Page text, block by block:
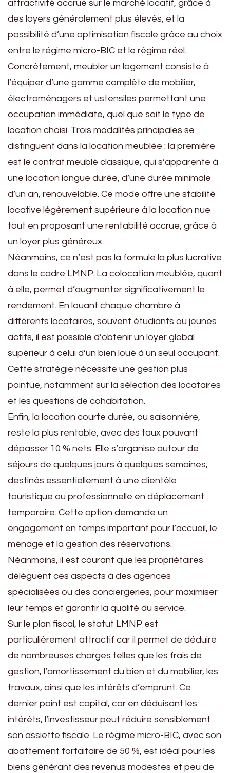
attractivité accrue sur le marché locatif, grâce à
des loyers généralement plus élevés, et la
possibilité d’une optimisation fiscale grâce au choix
entre le régime micro-BIC et le régime réel.
Concrètement, meubler un logement consiste à
l’équiper d’une gamme complète de mobilier,
électroménagers et ustensiles permettant une
occupation immédiate, quel que soit le type de
location choisi. Trois modalités principales se
distinguent dans la location meublée : la première
est le contrat meublé classique, qui s’apparente à
une location longue durée, d’une durée minimale
d’un an, renouvelable. Ce mode offre une stabilité
locative légèrement supérieure à la location nue
tout en proposant une rentabilité accrue, grâce à
un loyer plus généreux.
Néanmoins, ce n’est pas la formule la plus lucrative
dans le cadre LMNP. La colocation meublée, quant
à elle, permet d’augmenter significativement le
rendement. En louant chaque chambre à
différents locataires, souvent étudiants ou jeunes
actifs, il est possible d’obtenir un loyer global
supérieur à celui d’un bien loué à un seul occupant.
Cette stratégie nécessite une gestion plus
pointue, notamment sur la sélection des locataires
et les questions de cohabitation.
Enfin, la location courte durée, ou saisonnière,
reste la plus rentable, avec des taux pouvant
dépasser 10 % nets. Elle s’organise autour de
séjours de quelques jours à quelques semaines,
destinés essentiellement à une clientèle
touristique ou professionnelle en déplacement
temporaire. Cette option demande un
engagement en temps important pour l’accueil, le
ménage et la gestion des réservations.
Néanmoins, il est courant que les propriétaires
délèguent ces aspects à des agences
spécialisées ou des conciergeries, pour maximiser
leur temps et garantir la qualité du service.
Sur le plan fiscal, le statut LMNP est
particulièrement attractif car il permet de déduire
de nombreuses charges telles que les frais de
gestion, l’amortissement du bien et du mobilier, les
travaux, ainsi que les intérêts d’emprunt. Ce
dernier point est capital, car en déduisant les
intérêts, l’investisseur peut réduire sensiblement
son assiette fiscale. Le régime micro-BIC, avec son
abattement forfaitaire de 50 %, est idéal pour les
biens générant des revenus modestes et peu de